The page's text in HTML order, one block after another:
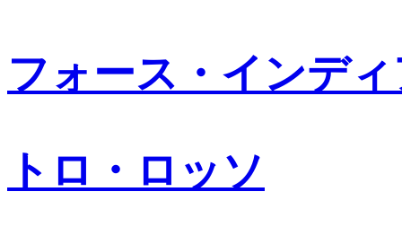
フォース・インデ
トロ・ロッソ